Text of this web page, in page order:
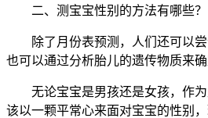
二、测宝宝性别的方法有哪些？
除了月份表预测，人们还可以尝
也可以通过分析胎儿的遗传物质来
无论宝宝是男孩还是女孩，作为
该以一颗平常心来面对宝宝的性别